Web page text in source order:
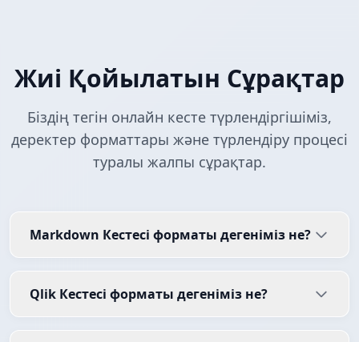
Жиі Қойылатын Сұрақтар
Біздің тегін онлайн кесте түрлендіргішіміз,
деректер форматтары және түрлендіру процесі
туралы жалпы сұрақтар.
Markdown Кестесі форматы дегеніміз не?
Qlik Кестесі форматы дегеніміз не?